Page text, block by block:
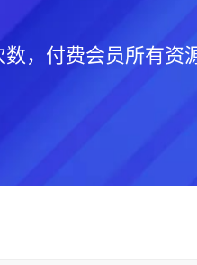
，付费会员所有资